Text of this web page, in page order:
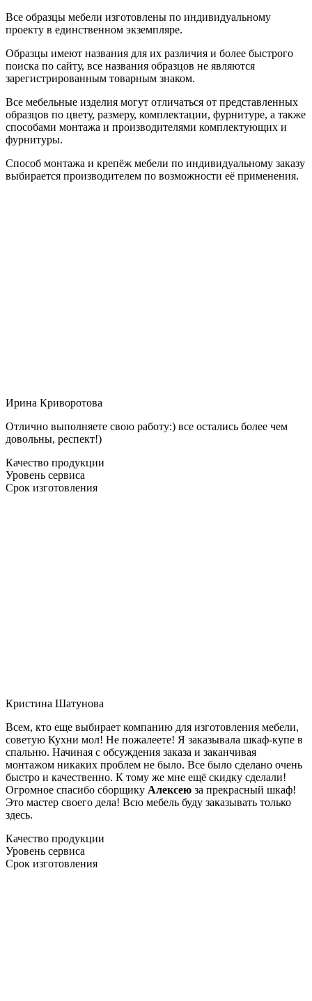
Все образцы мебели изготовлены по индивидуальному
проекту в единственном экземпляре.
Образцы имеют названия для их различия и более быстрого
поиска по сайту, все названия образцов не являются
зарегистрированным товарным знаком.
Все мебельные изделия могут отличаться от представленных
образцов по цвету, размеру, комплектации, фурнитуре, а также
способами монтажа и производителями комплектующих и
фурнитуры.
Способ монтажа и крепёж мебели по индивидуальному заказу
выбирается производителем по возможности её применения.
Ирина Криворотова
Отлично выполняете свою работу:) все остались более чем
довольны, респект!)
Качество продукции
Уровень сервиса
Срок изготовления
Кристина Шатунова
Всем, кто еще выбирает компанию для изготовления мебели,
советую Кухни мол! Не пожалеете! Я заказывала шкаф-купе в
спальню. Начиная с обсуждения заказа и заканчивая
монтажом никаких проблем не было. Все было сделано очень
быстро и качественно. К тому же мне ещё скидку сделали!
Огромное спасибо сборщику Алексею за прекрасный шкаф!
Это мастер своего дела! Всю мебель буду заказывать только
здесь.
Качество продукции
Уровень сервиса
Срок изготовления